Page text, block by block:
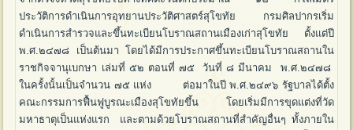
ประวัติการดำเนินการอุทยานประวัติศาสตร์สุโขทัย กรมศิลปากรเริ่ม
ดำเนินการสำรวจและขึ้นทะเบียนโบราณสถานเมืองเก่าสุโขทัย ตั้งแต่ปี
พ.ศ.๒๔๗๘ เป็นต้นมา โดยได้มีการประกาศขึ้นทะเบียนโบราณสถานใน
ราชกิจจานุเบกษา เล่มที่ ๕๒ ตอนที่ ๗๕ วันที่ ๘ มีนาคม พ.ศ.๒๔๗๘
ในครั้งนั้นเป็นจำนวน ๗๕ แห่ง ต่อมาในปี พ.ศ.๒๔๙๖ รัฐบาลได้ตั้ง
คณะกรรมการฟื้นฟูบูรณะเมืองสุโขทัยขึ้น โดยเริ่มมีการขุดแต่งที่วัด
มหาธาตุเป็นแห่งแรก และตามด้วยโบราณสถานที่สำคัญอื่นๆ ทั้งภายใน